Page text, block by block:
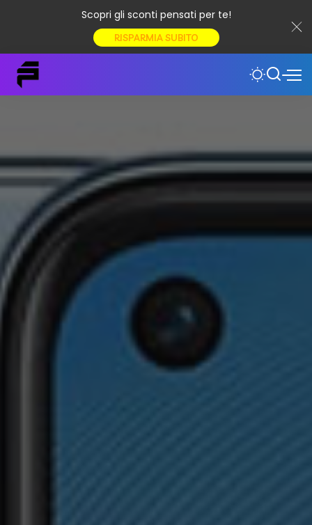
Scopri gli sconti pensati per te!
RISPARMIA SUBITO